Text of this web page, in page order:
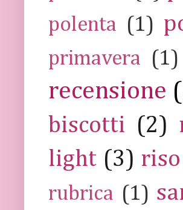
polenta (1)
primavera (1)
recensione
biscotti (2)
light (3) riso
rubrica (1)